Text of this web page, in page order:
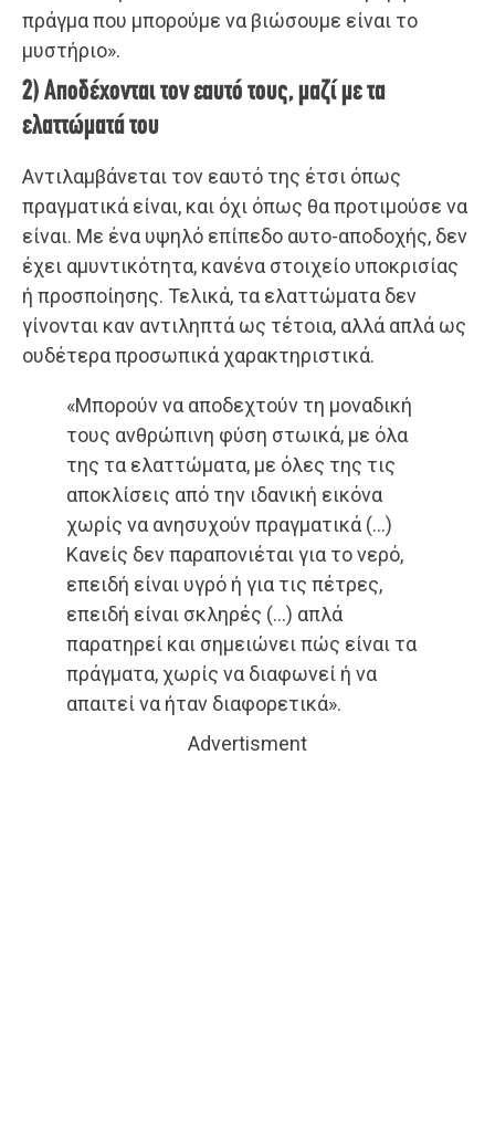
πράγμα που μπορούμε να βιώσουμε είναι το
μυστήριο».
2) Αποδέχονται τον εαυτό τους, μαζί με τα
ελαττώματά του
Αντιλαμβάνεται τον εαυτό της έτσι όπως
πραγματικά είναι, και όχι όπως θα προτιμούσε να
είναι. Με ένα υψηλό επίπεδο αυτο-αποδοχής, δεν
έχει αμυντικότητα, κανένα στοιχείο υποκρισίας
ή προσποίησης. Τελικά, τα ελαττώματα δεν
γίνονται καν αντιληπτά ως τέτοια, αλλά απλά ως
ουδέτερα προσωπικά χαρακτηριστικά.
«Μπορούν να αποδεχτούν τη μοναδική
τους ανθρώπινη φύση στωικά, με όλα
της τα ελαττώματα, με όλες της τις
αποκλίσεις από την ιδανική εικόνα
χωρίς να ανησυχούν πραγματικά (…)
Κανείς δεν παραπονιέται για το νερό,
επειδή είναι υγρό ή για τις πέτρες,
επειδή είναι σκληρές (…) απλά
παρατηρεί και σημειώνει πώς είναι τα
πράγματα, χωρίς να διαφωνεί ή να
απαιτεί να ήταν διαφορετικά».
Advertisment